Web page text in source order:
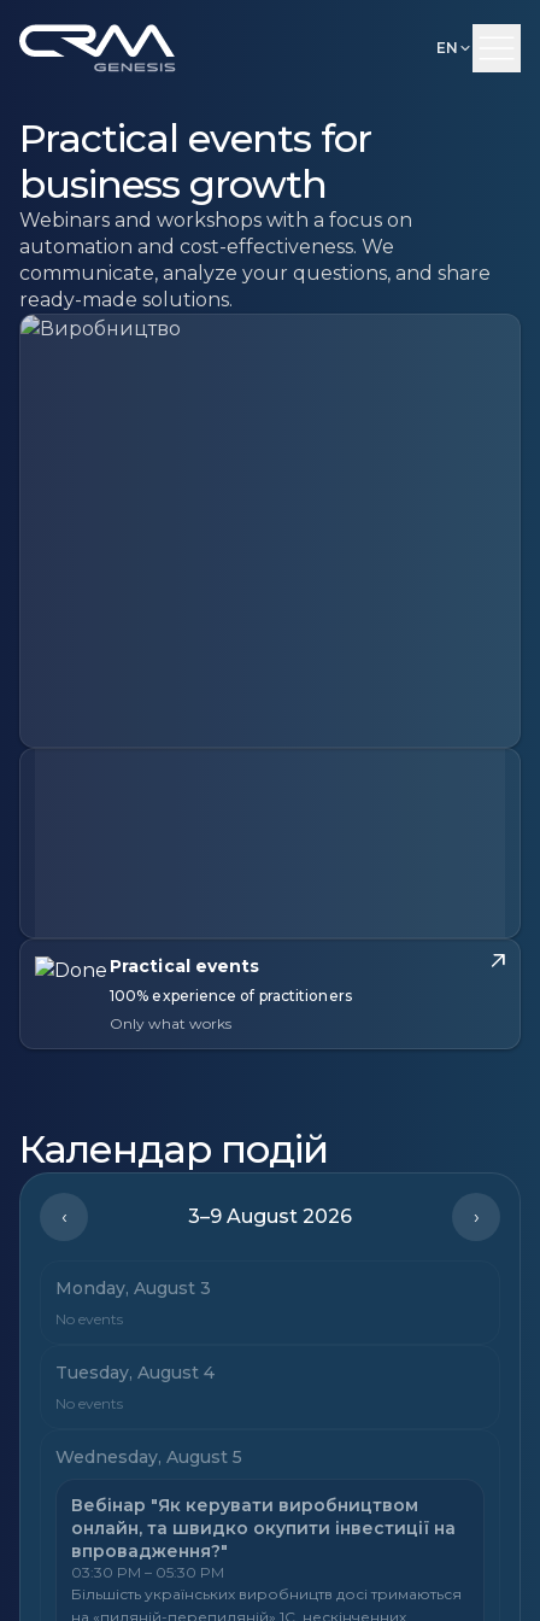
EN
Practical events for
business growth
Webinars and workshops with a focus on
automation and cost-effectiveness. We
communicate, analyze your questions, and share
ready-made solutions.
Practical events
100% experience of practitioners
Only what works
Календар подій
‹ 3–9 August 2026 ›
Monday, August 3
No events
Tuesday, August 4
No events
Wednesday, August 5
Вебінар "Як керувати виробництвом
онлайн, та швидко окупити інвестиції на
впровадження?"
03:30 PM – 05:30 PM
Більшість українських виробництв досі тримаються
на «пиляній-перепиляній» 1С, нескінченних